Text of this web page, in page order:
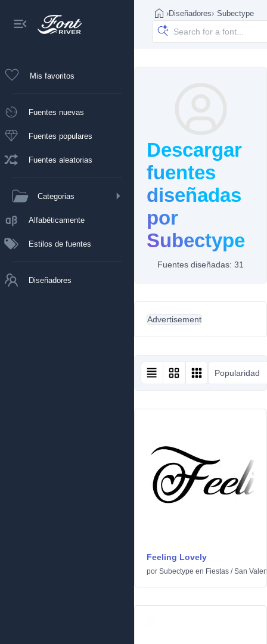
Mis favoritos
Fuentes nuevas
Fuentes populares
Fuentes aleatorias
Categorias
Alfabéticamente
Estilos de fuentes
Diseñadores
›Diseñadores› Subectype
Descargar
fuentes
diseñadas
por
Subectype
Fuentes diseñadas: 31
Advertisement
Popularidad
Feeling Lovely
por Subectype en Fiestas /San